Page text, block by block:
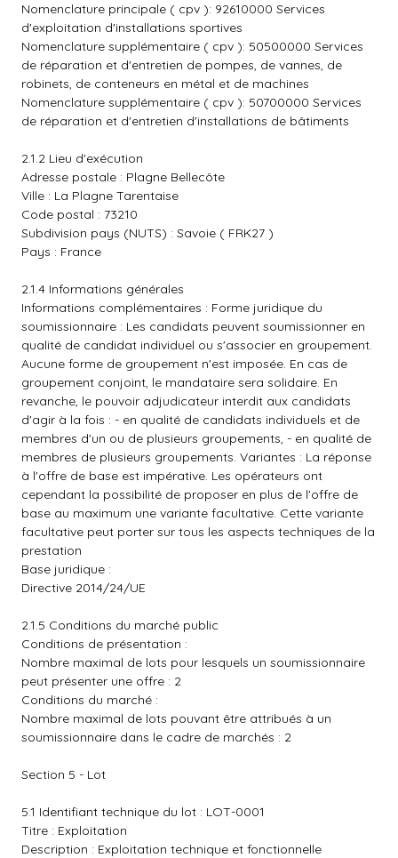
Nomenclature principale ( cpv ): 92610000 Services
d'exploitation d'installations sportives
Nomenclature supplémentaire ( cpv ): 50500000 Services
de réparation et d'entretien de pompes, de vannes, de
robinets, de conteneurs en métal et de machines
Nomenclature supplémentaire ( cpv ): 50700000 Services
de réparation et d'entretien d'installations de bâtiments
2.1.2 Lieu d'exécution
Adresse postale : Plagne Bellecôte
Ville : La Plagne Tarentaise
Code postal : 73210
Subdivision pays (NUTS) : Savoie ( FRK27 )
Pays : France
2.1.4 Informations générales
Informations complémentaires : Forme juridique du
soumissionnaire : Les candidats peuvent soumissionner en
qualité de candidat individuel ou s'associer en groupement.
Aucune forme de groupement n'est imposée. En cas de
groupement conjoint, le mandataire sera solidaire. En
revanche, le pouvoir adjudicateur interdit aux candidats
d'agir à la fois : - en qualité de candidats individuels et de
membres d'un ou de plusieurs groupements, - en qualité de
membres de plusieurs groupements. Variantes : La réponse
à l'offre de base est impérative. Les opérateurs ont
cependant la possibilité de proposer en plus de l'offre de
base au maximum une variante facultative. Cette variante
facultative peut porter sur tous les aspects techniques de la
prestation
Base juridique :
Directive 2014/24/UE
2.1.5 Conditions du marché public
Conditions de présentation :
Nombre maximal de lots pour lesquels un soumissionnaire
peut présenter une offre : 2
Conditions du marché :
Nombre maximal de lots pouvant être attribués à un
soumissionnaire dans le cadre de marchés : 2
Section 5 - Lot
5.1 Identifiant technique du lot : LOT-0001
Titre : Exploitation
Description : Exploitation technique et fonctionnelle